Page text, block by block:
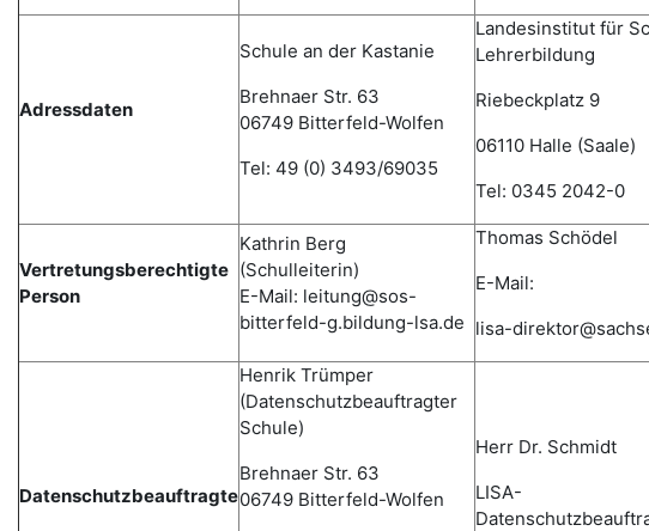
Adressdaten
Schule an der Kastanie
Brehnaer Str. 63
06749 Bitterfeld-Wolfen
Tel: 49 (0) 3493/69035
Landesinstitut für
Lehrerbildung
Riebeckplatz 9
06110 Halle (Saale)
Tel: 0345 2042-0
Vertretungsberechtigte
Person
Kathrin Berg
(Schulleiterin)
E-Mail: leitung@sos-
bitterfeld-g.bildung-lsa.de
Thomas Schödel
E-Mail:
lisa-
Datenschutzbeauftragte
Henrik Trümper
(Datenschutzbeauftragter
Schule)
Brehnaer Str. 63
06749 Bitterfeld-Wolfen
Herr Dr. Schmidt
LISA-